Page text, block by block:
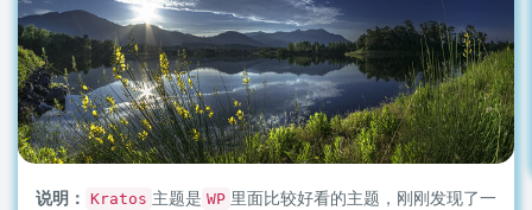
说明： Kratos 主题是 WP 里面比较好看的主题，刚刚发现了一